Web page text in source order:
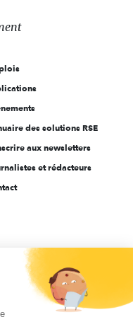
des solutions RSE
aux newsletters
et rédacteurs